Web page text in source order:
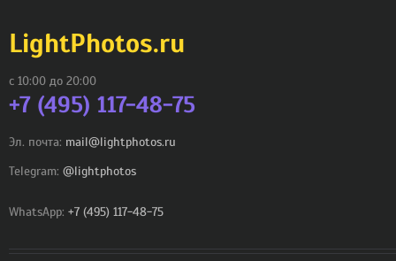
LightPhotos.ru
с 10:00 до 20:00
+7 (495) 117-48-75
Эл. почта: mail@lightphotos.ru
Telegram: @lightphotos
WhatsApp: +7 (495) 117-48-75